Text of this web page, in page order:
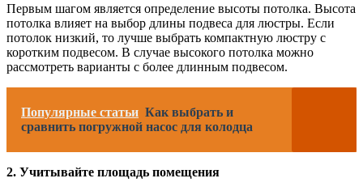
Первым шагом является определение высоты потолка. Высота
потолка влияет на выбор длины подвеса для люстры. Если
потолок низкий, то лучше выбрать компактную люстру с
коротким подвесом. В случае высокого потолка можно
рассмотреть варианты с более длинным подвесом.
Популярные статьи Как выбрать и
сравнить погружной насос для колодца
2. Учитывайте площадь помещения